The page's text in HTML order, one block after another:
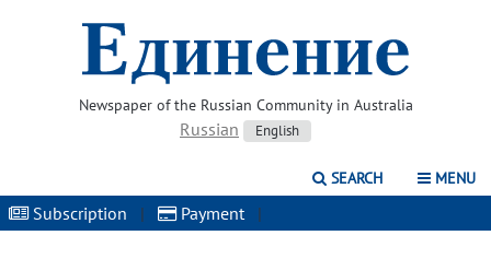
Newspaper of the Russian Community in Australia
Russian English
SEARCH MENU
Subscription | Payment |